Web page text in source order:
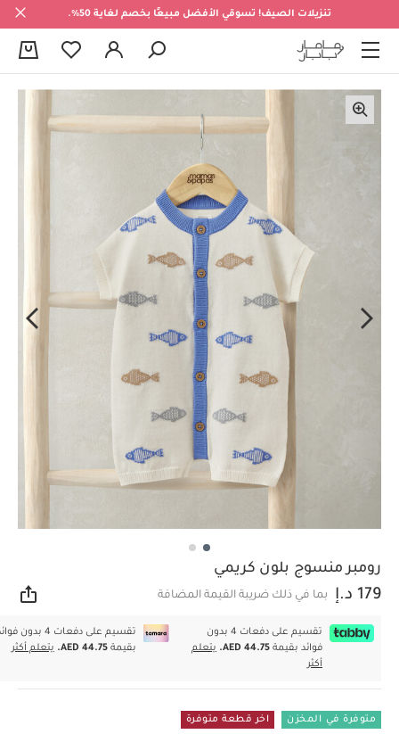
تنزيلات الصيف! تسوقي الأفضل مبيعًا بخصم لغاية 50%.
رومبر منسوج بلون كريمي
179 د.إ بما في ذلك ضريبة القيمة المضافة
تقسيم على دفعات 4 بدون
فوائد بقيمة AED 44.75.
يتعلم
أكثر
تقسيم على دفعات 4 بدون
بقيمةAED 44.75. يتعلم أكثر
متوفرة في المخزن اخر قطعة متوفرة